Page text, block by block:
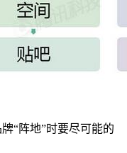
“阵地”时要尽可能的